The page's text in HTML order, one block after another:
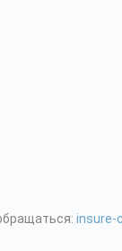
insure-